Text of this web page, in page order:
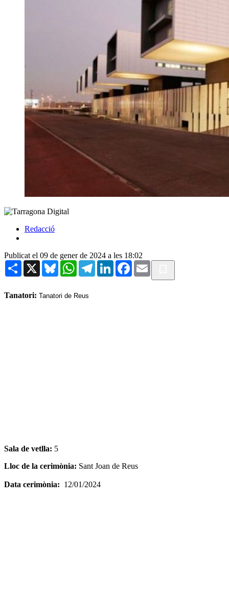
Redacció
Publicat el 09 de gener de 2024 a les 18:02
Share X BlueskyWhatsAppTelegramLinkedInFacebook
Email
Tanatori: Tanatori de Reus
Sala de vetlla: 5
Lloc de la cerimònia: Sant Joan de Reus
Data cerimònia: 12/01/2024